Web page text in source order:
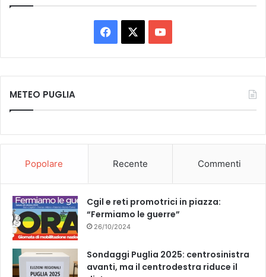
Facebook You
Tube
METEO PUGLIA
Popolare Recente Commenti
Cgil e reti promotrici in piazza:
“Fermiamo le guerre”
26/10/2024
Sondaggi Puglia 2025: centrosinistra
avanti, ma il centrodestra riduce il